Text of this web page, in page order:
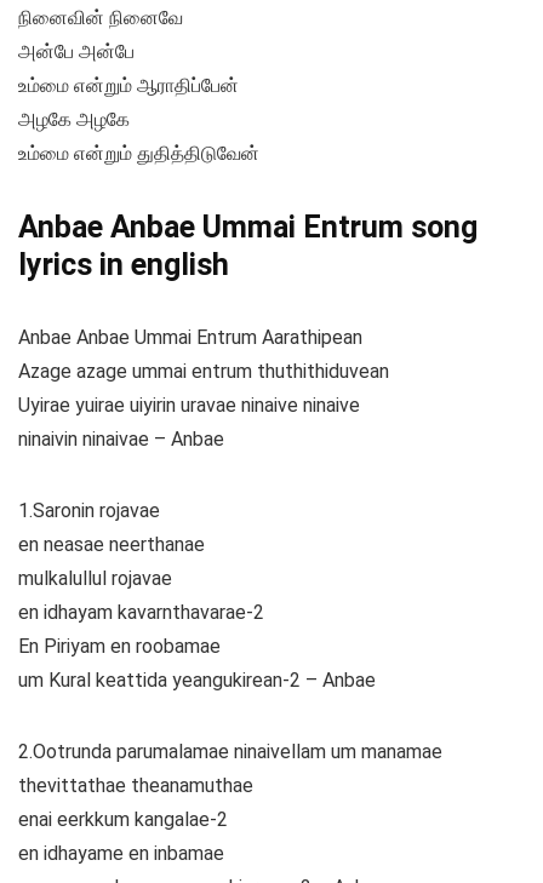
நினைவின் நினைவே
அன்பே அன்பே
உம்மை என்றும் ஆராதிப்பேன்
அழகே அழகே
உம்மை என்றும் துதித்திடுவேன்
Anbae Anbae Ummai Entrum song
lyrics in english
Anbae Anbae Ummai Entrum Aarathipean
Azage azage ummai entrum thuthithiduvean
Uyirae yuirae uiyirin uravae ninaive ninaive
ninaivin ninaivae – Anbae
1.Saronin rojavae
en neasae neerthanae
mulkalullul rojavae
en idhayam kavarnthavarae-2
En Piriyam en roobamae
um Kural keattida yeangukirean-2 – Anbae
2.Ootrunda parumalamae ninaivellam um manamae
thevittathae theanamuthae
enai eerkkum kangalae-2
en idhayame en inbamae